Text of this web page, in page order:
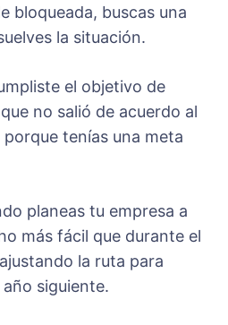
bloqueada, buscas una
la situación.
el objetivo de
no salió de acuerdo al
tenías una meta
planeas tu empresa a
más fácil que durante el
la ruta para
siguiente.